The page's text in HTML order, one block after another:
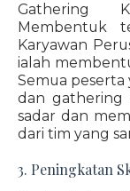
Gathering
Membentuk
Karyawan
ialah
Semua
dan gathering
sadar dan
dari tim yang
3. Peningkatan